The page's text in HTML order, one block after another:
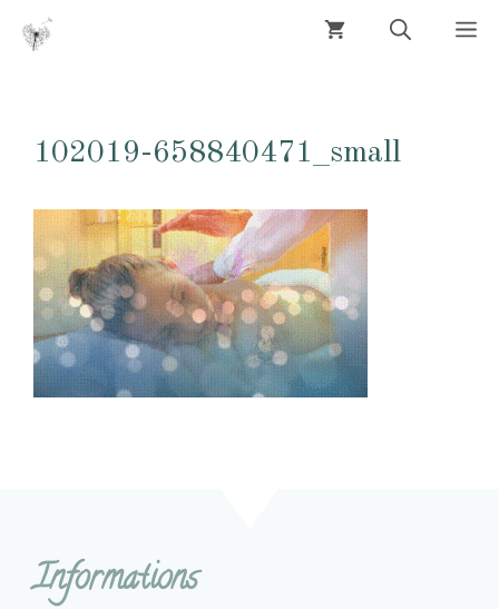
102019-658840471_small
Informations